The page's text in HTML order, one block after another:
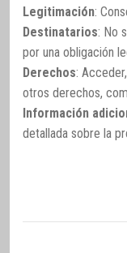
Legitimación:
Destinatarios: No
por una obligación
Derechos:
otros derechos,
Información
detallada sobre la